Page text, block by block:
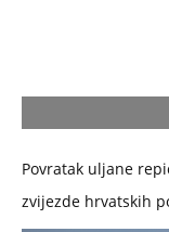
Povratak uljane
zvijezde hrvatskih